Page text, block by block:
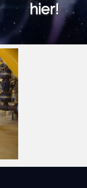
hier!